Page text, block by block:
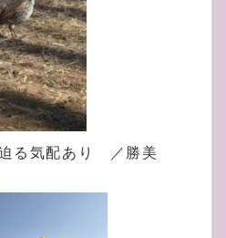
る気配あり ／勝美